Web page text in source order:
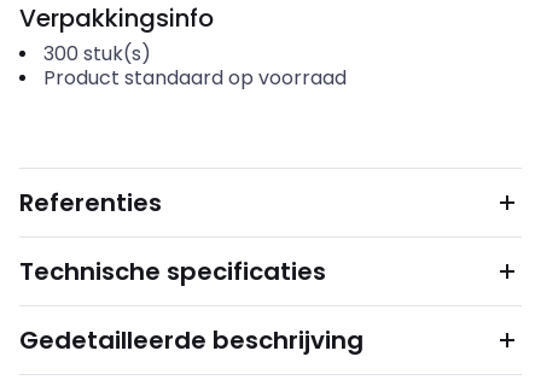
Verpakkingsinfo
300 stuk(s)
Product standaard op voorraad
Referenties
Technische specificaties
Gedetailleerde beschrijving